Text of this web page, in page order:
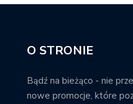
O STRONIE
Bądź na bieżąco - nie
nowe promocje, które